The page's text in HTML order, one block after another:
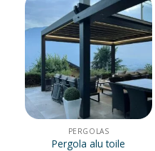
PERGOLAS
Pergola alu toile